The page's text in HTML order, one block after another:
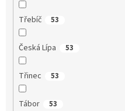
Třebíč 53
Česká Lípa 53
Třinec 53
Tábor 53